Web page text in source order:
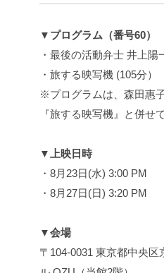
▼プログラム（番号60）
・最後の活動弁士 井上陽
・旅する映写機 (105分）
※プログラムは、森田惠
『旅する映写機』と併せ
▼上映日時
・8月23日(水) 3:00 PM
・8月27日(日) 3:20 PM
▼会場
〒104-0031 東京都中央区